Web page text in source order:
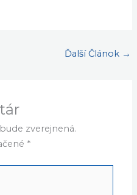
Ďalší Článok →
zverejnená.
*